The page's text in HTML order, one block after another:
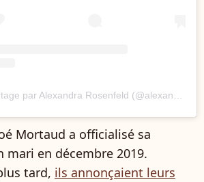
Mortaud a officialisé sa
mari en décembre 2019.
tard, ils annonçaient leurs